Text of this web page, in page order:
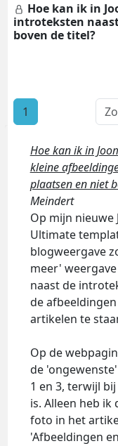
Hoe kan ik in
introteksten
boven de titel?
1
Hoe kan ik in
kleine
plaatsen en niet
Meindert
Op mijn nieuwe
Ultimate
blogweergave
meer'
naast de
de
artikelen te
Op de
de
1 en 3, terwijl
is. Alleen heb
foto in het
'Afbeeldingen